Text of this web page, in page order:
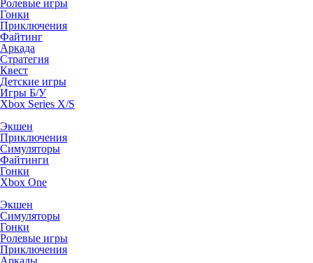
Ролевые игры
Гонки
Приключения
Файтинг
Аркада
Стратегия
Квест
Детские игры
Игры Б/У
Xbox Series X/S
Экшен
Приключения
Симуляторы
Файтинги
Гонки
Xbox One
Экшен
Симуляторы
Гонки
Ролевые игры
Приключения
Аркады